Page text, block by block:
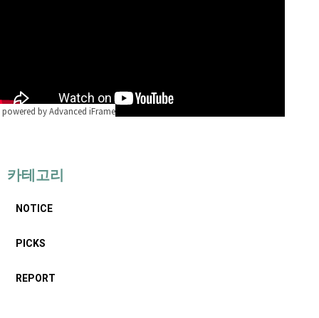
powered by Advanced iFrame
카테고리
NOTICE
PICKS
REPORT